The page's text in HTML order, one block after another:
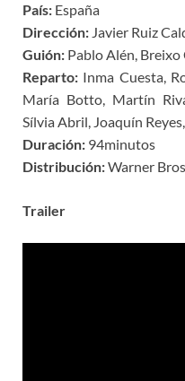
País: España
Dirección: Javier Ruiz
Guión: Pablo Alén, Breixo
Reparto: Inma Cuesta,
María Botto, Martín
Sílvia Abril, Joaquín
Duración: 94minutos
Distribución:Warner Bros.
Trailer